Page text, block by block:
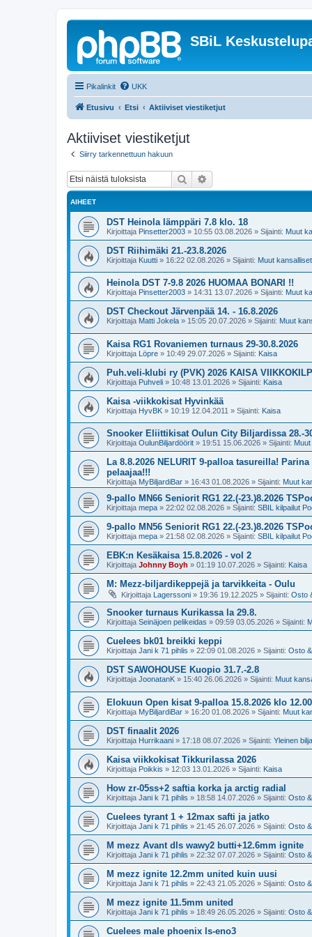
SBiL
Pikalinkit UKK
Etusivu Etsi Aktiiviset viestiketjut
Aktiiviset viestiketjut
Siirry tarkennettuun hakuun
Etsi
AIHEET
DST Heinola lämppäri 7.8 klo. 18
Kirjoittaja Pinsetter2003 » 10:55 03.08.2026 » Sijainti: Muut
DST Riihimäki 21.-23.8.2026
Kirjoittaja Kuutti » 16:22 02.08.2026 » Sijainti: Muut
Heinola DST 7-9.8 2026 HUOMAA BONARI !!
Kirjoittaja Pinsetter2003 » 14:31 13.07.2026 » Sijainti: Muut
DST Checkout Järvenpää 14. - 16.8.2026
Kirjoittaja Matti Jokela » 15:05 20.07.2026 » Sijainti: Muut
Kaisa RG1 Rovaniemen turnaus 29-30.8.2026
Kirjoittaja Löpre » 10:49 29.07.2026 » Sijainti: Kaisa
Puh.veli-klubi ry (PVK) 2026 KAISA
Kirjoittaja Puhveli » 10:48 13.01.2026 » Sijainti: Kaisa
Kaisa -viikkokisat Hyvinkää
Kirjoittaja HyvBK » 10:19 12.04.2011 » Sijainti: Kaisa
Snooker Eliittikisat Oulun City Biljardissa 28.-
Kirjoittaja OulunBiljardöörit » 19:51 15.06.2026 » Sijainti:
La 8.8.2026 NELURIT 9-palloa tasureilla!
pelaajaa!!!
Kirjoittaja MyBiljardiBar » 16:43 01.08.2026 » Sijainti: Muut
9-pallo MN66 Seniorit RG1 22.(-23.)8.2026
Kirjoittaja mepa » 22:02 02.08.2026 » Sijainti: SBIL kilpailut
9-pallo MN56 Seniorit RG1 22.(-23.)8.2026
Kirjoittaja mepa » 21:58 02.08.2026 » Sijainti: SBIL kilpailut
EBK:n Kesäkaisa 15.8.2026 - vol 2
Kirjoittaja Johnny Boyh » 01:19 10.07.2026 » Sijainti: Kaisa
M: Mezz-biljardikeppejä ja tarvikkeita - Oulu
Kirjoittaja Lagerssoni » 19:36 19.12.2025 » Sijainti: Osto
Snooker turnaus Kurikassa la 29.8.
Kirjoittaja Seinäjoen pelikeidas » 09:59 03.05.2026 » Sijainti:
Cuelees bk01 breikki keppi
Kirjoittaja Jani k 71 pihlis » 22:09 01.08.2026 » Sijainti: Osto
DST SAWOHOUSE Kuopio 31.7.-2.8
Kirjoittaja JoonatanK » 15:40 26.06.2026 » Sijainti: Muut
Elokuun Open kisat 9-palloa 15.8.2026 klo
Kirjoittaja MyBiljardiBar » 16:20 01.08.2026 » Sijainti: Muut
DST finaalit 2026
Kirjoittaja Hurrikaani » 17:18 08.07.2026 » Sijainti: Yleinen
Kaisa viikkokisat Tikkurilassa 2026
Kirjoittaja Poikkis » 12:03 13.01.2026 » Sijainti: Kaisa
How zr-05ss+2 saftia korka ja arctig radial
Kirjoittaja Jani k 71 pihlis » 18:58 14.07.2026 » Sijainti: Osto
Cuelees tyrant 1 + 12max safti ja jatko
Kirjoittaja Jani k 71 pihlis » 21:45 26.07.2026 » Sijainti: Osto
M mezz Avant dls wawy2 butti+12.6mm ignite
Kirjoittaja Jani k 71 pihlis » 22:32 07.07.2026 » Sijainti: Osto
M mezz ignite 12.2mm united kuin uusi
Kirjoittaja Jani k 71 pihlis » 22:43 21.05.2026 » Sijainti: Osto
M mezz ignite 11.5mm united
Kirjoittaja Jani k 71 pihlis » 18:49 26.05.2026 » Sijainti: Osto
Cuelees male phoenix ls-eno3